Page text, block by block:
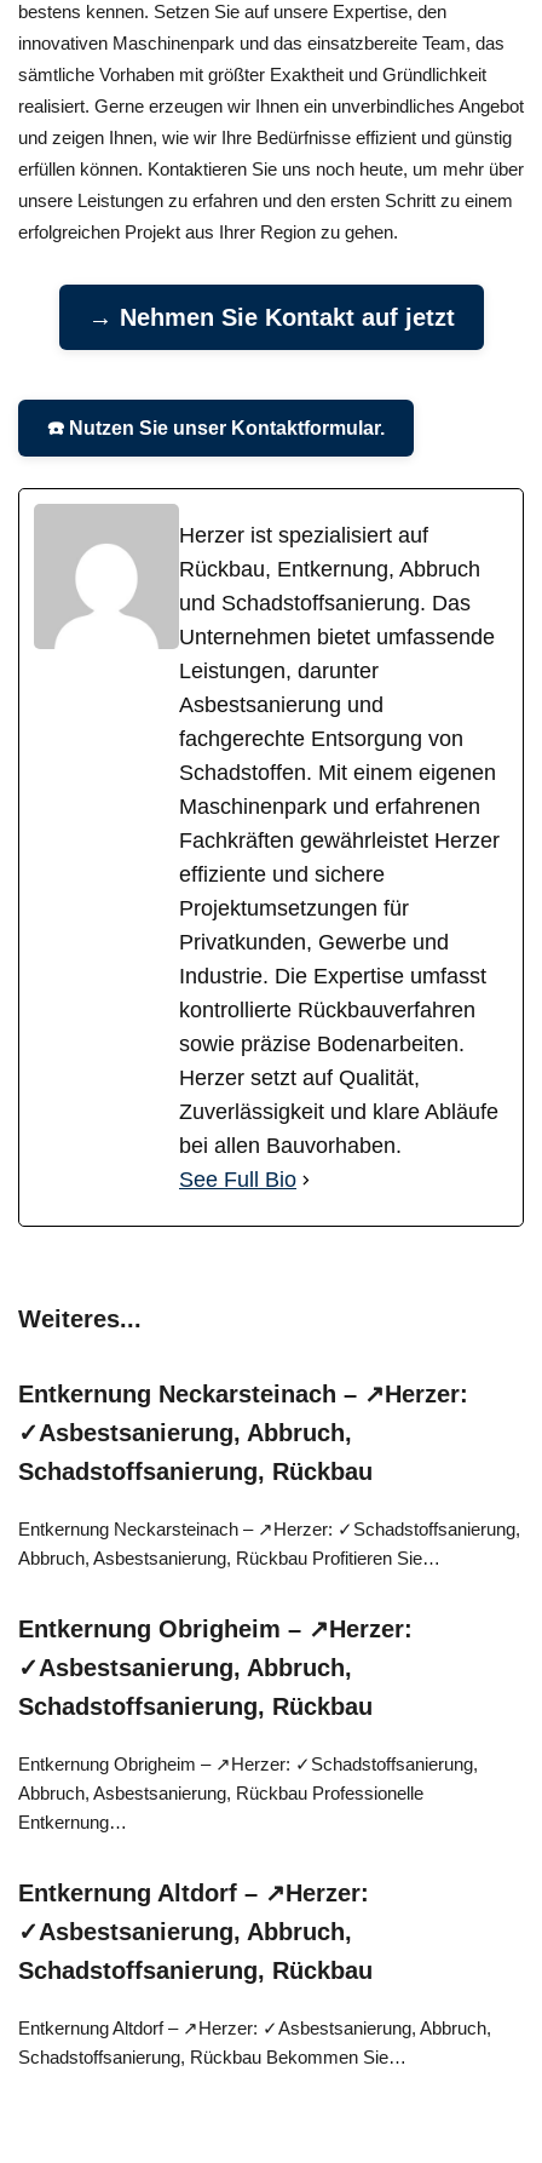
bestens kennen. Setzen Sie auf unsere Expertise, den
innovativen Maschinenpark und das einsatzbereite Team, das
sämtliche Vorhaben mit größter Exaktheit und Gründlichkeit
realisiert. Gerne erzeugen wir Ihnen ein unverbindliches Angebot
und zeigen Ihnen, wie wir Ihre Bedürfnisse effizient und günstig
erfüllen können. Kontaktieren Sie uns noch heute, um mehr über
unsere Leistungen zu erfahren und den ersten Schritt zu einem
erfolgreichen Projekt aus Ihrer Region zu gehen.
→ Nehmen Sie Kontakt auf jetzt
☎️ Nutzen Sie unser Kontaktformular.
Herzer ist spezialisiert auf
Rückbau, Entkernung, Abbruch
und Schadstoffsanierung. Das
Unternehmen bietet umfassende
Leistungen, darunter
Asbestsanierung und
fachgerechte Entsorgung von
Schadstoffen. Mit einem eigenen
Maschinenpark und erfahrenen
Fachkräften gewährleistet Herzer
effiziente und sichere
Projektumsetzungen für
Privatkunden, Gewerbe und
Industrie. Die Expertise umfasst
kontrollierte Rückbauverfahren
sowie präzise Bodenarbeiten.
Herzer setzt auf Qualität,
Zuverlässigkeit und klare Abläufe
bei allen Bauvorhaben.
See Full Bio
Weiteres...
Entkernung Neckarsteinach – ↗️Herzer:
✓Asbestsanierung, Abbruch,
Schadstoffsanierung, Rückbau
Entkernung Neckarsteinach – ↗️Herzer: ✓Schadstoffsanierung,
Abbruch, Asbestsanierung, Rückbau Profitieren Sie…
Entkernung Obrigheim – ↗️Herzer:
✓Asbestsanierung, Abbruch,
Schadstoffsanierung, Rückbau
Entkernung Obrigheim – ↗️Herzer: ✓Schadstoffsanierung,
Abbruch, Asbestsanierung, Rückbau Professionelle
Entkernung…
Entkernung Altdorf – ↗️Herzer:
✓Asbestsanierung, Abbruch,
Schadstoffsanierung, Rückbau
Entkernung Altdorf – ↗️Herzer: ✓Asbestsanierung, Abbruch,
Schadstoffsanierung, Rückbau Bekommen Sie…